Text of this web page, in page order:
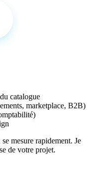
catalogue
marketplace, B2B)
mesure rapidement. Je
de votre projet.